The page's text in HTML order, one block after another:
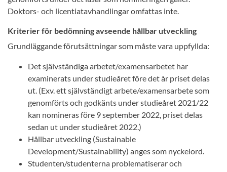
Doktors- och licentiatavhandlingar omfattas inte.
Kriterier för bedömning avseende hållbar utveckling
Grundläggande förutsättningar som måste vara uppfyllda:
Det självständiga arbetet/examensarbetet har
examinerats under studieåret före det år priset delas
ut. (Exv. ett självständigt arbete/examensarbete som
genomförts och godkänts under studieåret 2021/22
kan nomineras före 9 september 2022, priset delas
sedan ut under studieåret 2022.)
Hållbar utveckling (Sustainable
Development/Sustainability) anges som nyckelord.
Studenten/studenterna problematiserar och